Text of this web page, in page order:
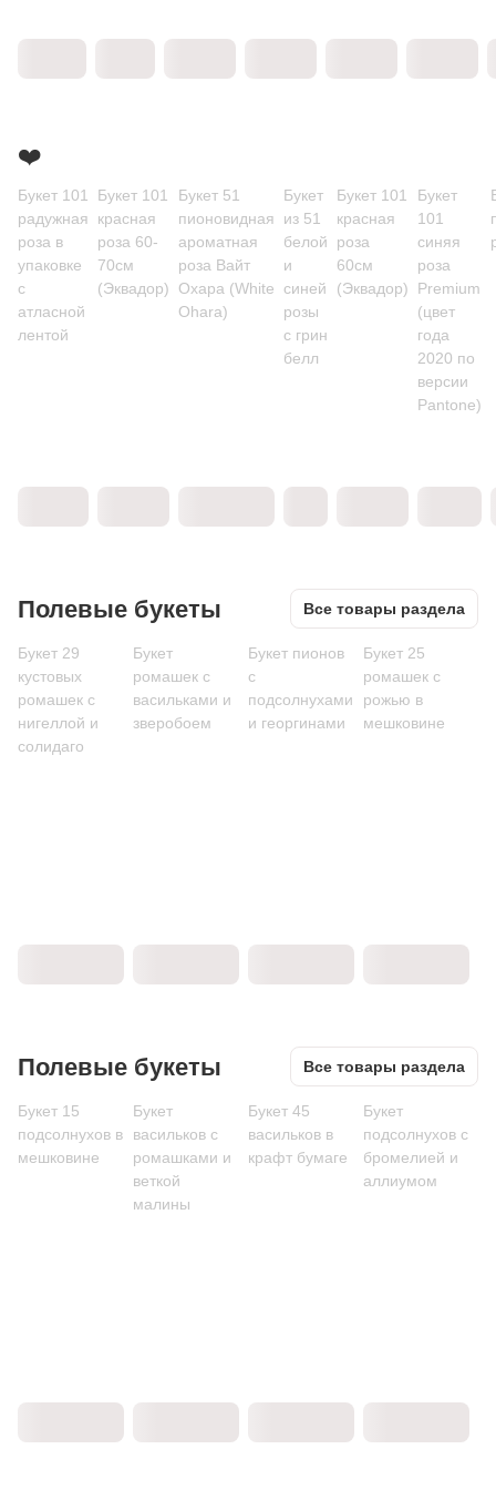
❤️
Букет 101
радужная
роза в
упаковке
с
атласной
лентой
Букет 101
красная
роза 60-
70см
(Эквадор)
Букет 51
пионовидная
ароматная
роза Вайт
Охара (White
Ohara)
Букет
из 51
белой
и
синей
розы
с грин
белл
Букет 101
красная
роза
60см
(Эквадор)
Букет
101
синяя
роза
Premium
(цвет
года
2020 по
версии
Pantone)
Полевые букеты Все товары раздела
Букет 29
кустовых
ромашек с
нигеллой и
солидаго
Букет
ромашек с
васильками и
зверобоем
Букет пионов
с
подсолнухами
и георгинами
Букет 25
ромашек с
рожью в
мешковине
Полевые букеты Все товары раздела
Букет 15
подсолнухов в
мешковине
Букет
васильков с
ромашками и
веткой
малины
Букет 45
васильков в
крафт бумаге
Букет
подсолнухов с
бромелией и
аллиумом